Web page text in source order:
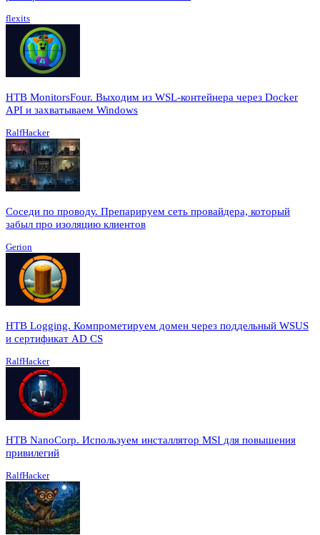
flexits
HTB MonitorsFour. Выходим из WSL-контейнера через Docker
API и захватываем Windows
RalfHacker
Соседи по проводу. Препарируем сеть провайдера, который
забыл про изоляцию клиентов
Gerion
HTB Logging. Компрометируем домен через поддельный WSUS
и сертификат AD CS
RalfHacker
HTB NanoCorp. Используем инсталлятор MSI для повышения
привилегий
RalfHacker